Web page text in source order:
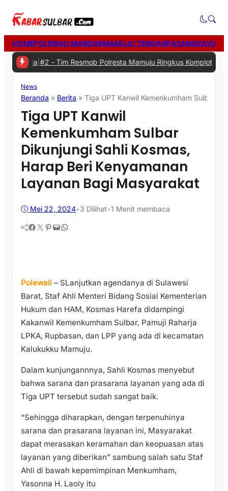
HOMEPOLEWALI MANDARMAMUJU TENGAHPASANGKAYU
#2 -Tim Resmob Polresta Mamuju Ringkus Komplotan Spesialis
News
Beranda » Berita » Tiga UPT Kanwil Kemenkumham Sulbar
Tiga UPT Kanwil
Kemenkumham Sulbar
Dikunjungi Sahli Kosmas,
Harap Beri Kenyamanan
Layanan Bagi Masyarakat
Mei 22, 2024•3 Dilihat•1 Menit membaca
Facebook Twitter Pinterest Mail WhatsApp
Polewali – SLanjutkan agendanya di Sulawesi
Barat, Staf Ahli Menteri Bidang Sosial Kementerian
Hukum dan HAM, Kosmas Harefa didampingi
Kakanwil Kemenkumham Sulbar, Pamuji Raharja
LPKA, Rupbasan, dan LPP yang ada di kecamatan
Kalukukku Mamuju.
Dalam kunjungannnya, Sahli Kosmas menyebut
bahwa sarana dan prasarana layanan yang ada di
Tiga UPT tersebut sudah sangat baik.
“Sehingga diharapkan, dengan terpenuhinya
sarana dan prasarana layanan ini, Masyarakat
dapat merasakan keramahan dan keopuasan atas
layanan yang diberikan” sambung salah satu Staf
Ahli di bawah kepemimpinan Menkumham,
Yasonna H. Laoly itu